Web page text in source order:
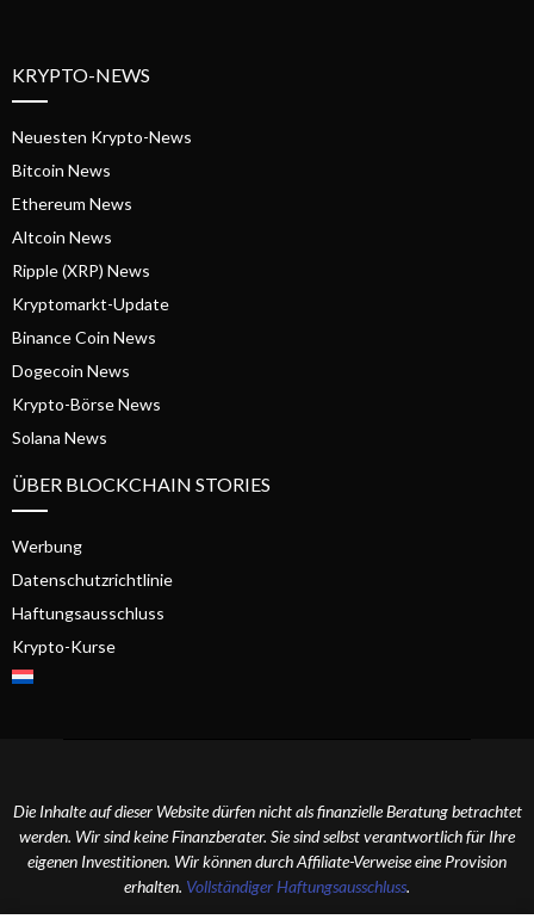
KRYPTO-NEWS
Neuesten Krypto-News
Bitcoin News
Ethereum News
Altcoin News
Ripple (XRP) News
Kryptomarkt-Update
Binance Coin News
Dogecoin News
Krypto-Börse News
Solana News
ÜBER BLOCKCHAIN STORIES
Werbung
Datenschutzrichtlinie
Haftungsausschluss
Krypto-Kurse
Die Inhalte auf dieser Website dürfen nicht als finanzielle Beratung betrachtet
werden. Wir sind keine Finanzberater. Sie sind selbst verantwortlich für Ihre
eigenen Investitionen. Wir können durch Affiliate-Verweise eine Provision
erhalten. Vollständiger Haftungsausschluss.